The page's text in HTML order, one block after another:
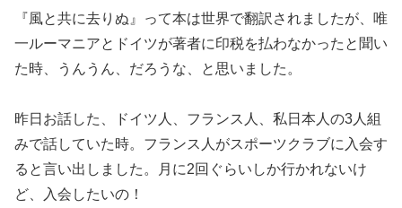
『風と共に去りぬ』って本は世界で翻訳されましたが、唯
一ルーマニアとドイツが著者に印税を払わなかったと聞い
た時、うんうん、だろうな、と思いました。
昨日お話した、ドイツ人、フランス人、私日本人の3人組
みで話していた時。フランス人がスポーツクラブに入会す
ると言い出しました。月に2回ぐらいしか行かれないけ
ど、入会したいの！